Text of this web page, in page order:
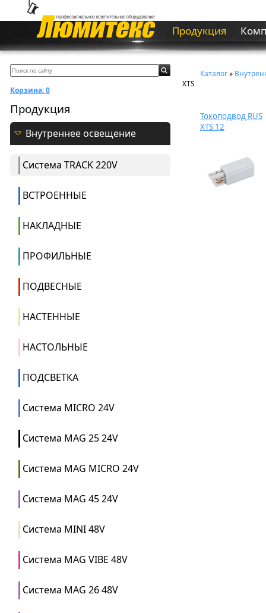
Продукция
Корзина:0
Продукция
Внутреннее освещение
Система ТRACK 220V
ВСТРОЕННЫЕ
НАКЛАДНЫЕ
ПРОФИЛЬНЫЕ
ПОДВЕСНЫЕ
НАСТЕННЫЕ
НАСТОЛЬНЫЕ
ПОДСВЕТКА
Система MICRO 24V
Система MAG 25 24V
Система MAG MICRO 24V
Система MAG 45 24V
Система MINI 48V
Система MAG VIBE 48V
Система MAG 26 48V
Каталог»
XTS
Токоподвод RUS
XTS 12